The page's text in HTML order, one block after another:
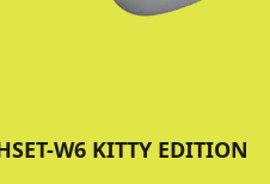
W6 KITTY EDITION